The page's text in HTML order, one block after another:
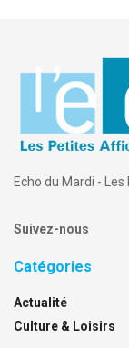
Echo du Mardi -
Suivez-nous
Catégories
Actualité
Culture & Loisirs